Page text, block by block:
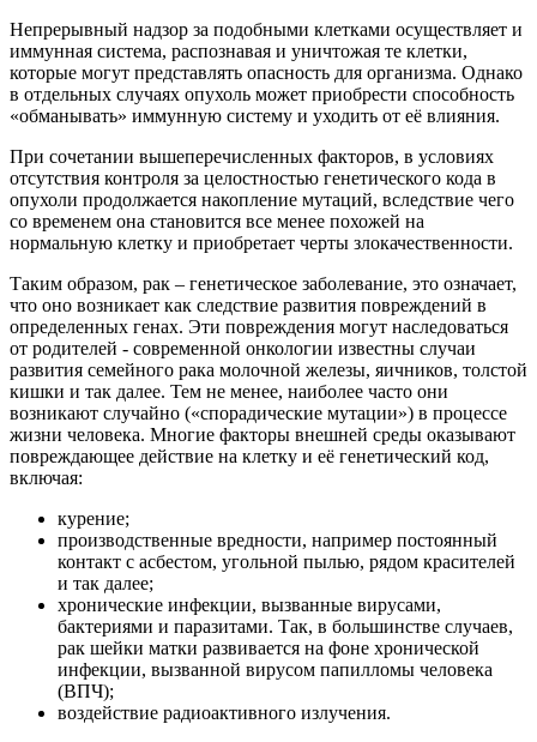
Непрерывный надзор за подобными клетками осуществляет и
иммунная система, распознавая и уничтожая те клетки,
которые могут представлять опасность для организма. Однако
в отдельных случаях опухоль может приобрести способность
«обманывать» иммунную систему и уходить от её влияния.
При сочетании вышеперечисленных факторов, в условиях
отсутствия контроля за целостностью генетического кода в
опухоли продолжается накопление мутаций, вследствие чего
со временем она становится все менее похожей на
нормальную клетку и приобретает черты злокачественности.
Таким образом, рак – генетическое заболевание, это означает,
что оно возникает как следствие развития повреждений в
определенных генах. Эти повреждения могут наследоваться
от родителей - современной онкологии известны случаи
развития семейного рака молочной железы, яичников, толстой
кишки и так далее. Тем не менее, наиболее часто они
возникают случайно («спорадические мутации») в процессе
жизни человека. Многие факторы внешней среды оказывают
повреждающее действие на клетку и её генетический код,
включая:
курение;
производственные вредности, например постоянный
контакт с асбестом, угольной пылью, рядом красителей
и так далее;
хронические инфекции, вызванные вирусами,
бактериями и паразитами. Так, в большинстве случаев,
рак шейки матки развивается на фоне хронической
инфекции, вызванной вирусом папилломы человека
(ВПЧ);
воздействие радиоактивного излучения.